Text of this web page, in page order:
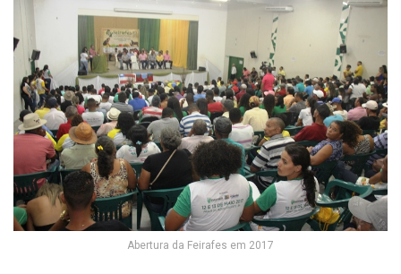
Abertura da Feirafes em 2017